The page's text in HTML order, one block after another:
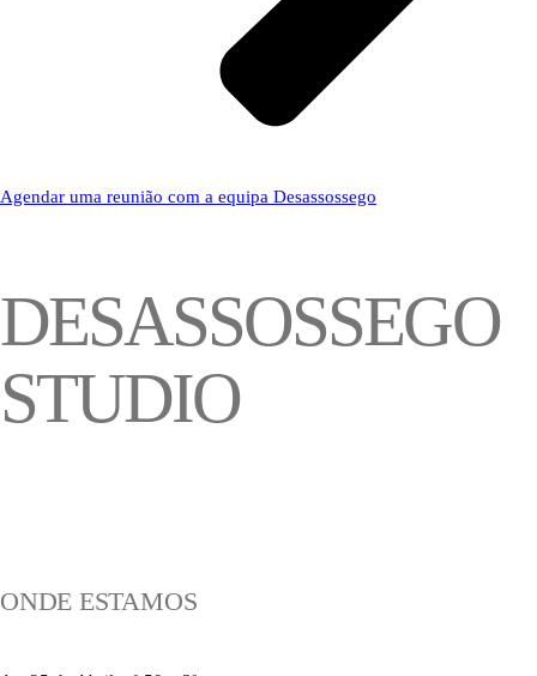
Agendar uma reunião com a equipa Desassossego
DESASSOSSEGO
STUDIO
ONDE ESTAMOS